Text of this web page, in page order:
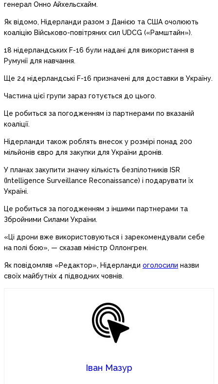
генерал Онно Айхельсхайм.
Як відомо, Нідерланди разом з Данією та США очолюють
коаліцію Військово-повітряних сил UDCG («Рамштайн»).
18 нідерландських F-16 були надані для використання в
Румунії для навчання.
Ще 24 нідерландські F-16 призначені для доставки в Україну.
Частина цієї групи зараз готується до цього.
Це робиться за погодженням із партнерами по вказаній
коаліції.
Нідерланди також роблять внесок у розмірі понад 200
мільйонів євро для закупки для України дронів.
У планах закупити значну кількість безпілотників ISR
(Intelligence Surveillance Reconaissance) і подарувати їх
Україні.
Це робиться за погодженням з іншими партнерами та
Збройними Силами України.
«Ці дрони вже використовуються і зарекомендували себе
на полі бою», — сказав міністр Оллонгрен.
Як повідомляв «Редактор», Нідерланди оголосили назви
своїх майбутніх 4 підводних човнів.
Іван Мазур